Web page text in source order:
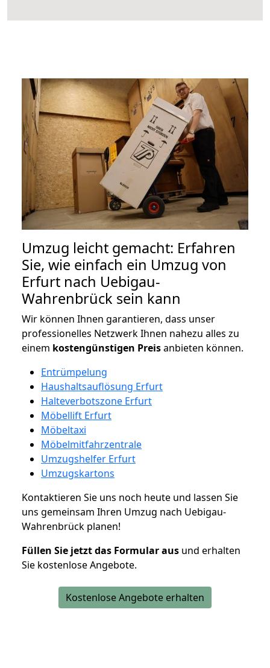
Umzug leicht gemacht: Erfahren
Sie, wie einfach ein Umzug von
Erfurt nach Uebigau-
Wahrenbrück sein kann
Wir können Ihnen garantieren, dass unser
professionelles Netzwerk Ihnen nahezu alles zu
einem kostengünstigen Preisanbieten können.
Entrümpelung
Haushaltsauflösung Erfurt
Halteverbotszone Erfurt
Möbellift Erfurt
Möbeltaxi
Möbelmitfahrzentrale
Umzugshelfer Erfurt
Umzugskartons
Kontaktieren Sie uns noch heute und lassen Sie
uns gemeinsam Ihren Umzug nach Uebigau-
Wahrenbrück planen!
Füllen Sie jetzt das Formular aus und erhalten
Sie kostenlose Angebote.
Kostenlose Angebote erhalten